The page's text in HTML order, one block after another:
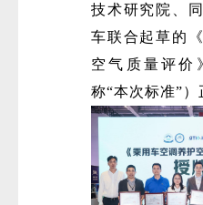
技术研究院、
车联合起草的
空气质量评价
称“本次标准”）